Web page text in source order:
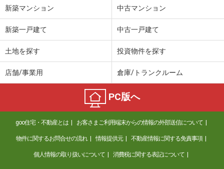
新築マンション 中古マンション
新築一戸建て 中古一戸建て
土地を探す 投資物件を探す
店舗/事業用 倉庫/トランクルーム
PC版へ
goo住宅・不動産とは お客さまご利用端末からの情報の外部送信について
物件に関するお問合せの流れ 情報提供元 不動産情報に関する免責事項
個人情報の取り扱いについて 消費税に関する表記について